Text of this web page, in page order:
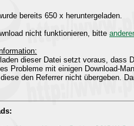
bereits 650 x heruntergeladen.
nicht funktionieren, bitte
dieser Datei setzt voraus, dass
Probleme mit einigen Download-
den Referrer nicht übergeben.